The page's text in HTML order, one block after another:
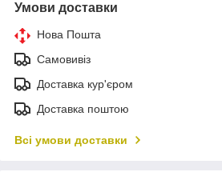
Умови доставки
Нова Пошта
Самовивіз
Доставка кур'єром
Доставка поштою
Всі умови доставки